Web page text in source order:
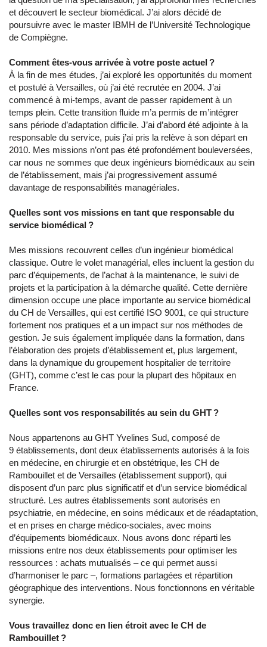
et découvert le secteur biomédical. J’ai alors décidé de
poursuivre avec le master IBMH de l’Université Technologique
de Compiègne.
Comment êtes-vous arrivée à votre poste actuel ?
À la fin de mes études, j’ai exploré les opportunités du moment
et postulé à Versailles, où j’ai été recrutée en 2004. J’ai
commencé à mi-temps, avant de passer rapidement à un
temps plein. Cette transition fluide m’a permis de m’intégrer
sans période d’adaptation difficile. J’ai d’abord été adjointe à la
responsable du service, puis j’ai pris la relève à son départ en
2010. Mes missions n’ont pas été profondément bouleversées,
car nous ne sommes que deux ingénieurs biomédicaux au sein
de l’établissement, mais j’ai progressivement assumé
davantage de responsabilités managériales.
Quelles sont vos missions en tant que responsable du
service biomédical ?
Mes missions recouvrent celles d’un ingénieur biomédical
classique. Outre le volet managérial, elles incluent la gestion du
parc d’équipements, de l’achat à la maintenance, le suivi de
projets et la participation à la démarche qualité. Cette dernière
dimension occupe une place importante au service biomédical
du CH de Versailles, qui est certifié ISO 9001, ce qui structure
fortement nos pratiques et a un impact sur nos méthodes de
gestion. Je suis également impliquée dans la formation, dans
l’élaboration des projets d’établissement et, plus largement,
dans la dynamique du groupement hospitalier de territoire
(GHT), comme c’est le cas pour la plupart des hôpitaux en
France.
Quelles sont vos responsabilités au sein du GHT ?
Nous appartenons au GHT Yvelines Sud, composé de
9 établissements, dont deux établissements autorisés à la fois
en médecine, en chirurgie et en obstétrique, les CH de
Rambouillet et de Versailles (établissement support), qui
disposent d’un parc plus significatif et d’un service biomédical
structuré. Les autres établissements sont autorisés en
psychiatrie, en médecine, en soins médicaux et de réadaptation,
et en prises en charge médico-sociales, avec moins
d’équipements biomédicaux. Nous avons donc réparti les
missions entre nos deux établissements pour optimiser les
ressources : achats mutualisés – ce qui permet aussi
d’harmoniser le parc –, formations partagées et répartition
géographique des interventions. Nous fonctionnons en véritable
synergie.
Vous travaillez donc en lien étroit avec le CH de
Rambouillet ?